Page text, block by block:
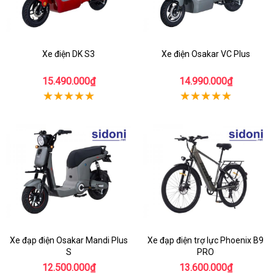
Xe điện DK S3
15.490.000₫
Xe điện Osakar VC Plus
14.990.000₫
Xe đạp điện Osakar Mandi Plus
S
12.500.000₫
Xe đạp điện trợ lực Phoenix B9
PRO
13.600.000₫